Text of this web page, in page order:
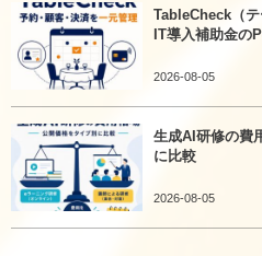
TableCheck（テ
IT導入補助金の
2026-08-05
生成AI研修の費
に比較
2026-08-05